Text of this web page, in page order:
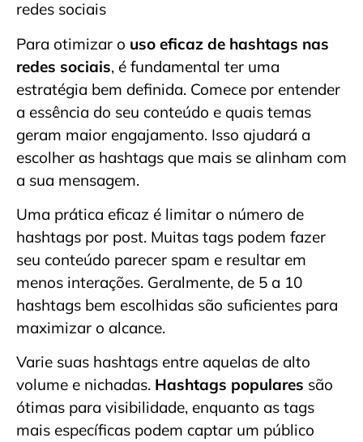
Para otimizar o uso eficaz de hashtags nas
redes sociais, é fundamental ter uma
estratégia bem definida. Comece por entender
a essência do seu conteúdo e quais temas
geram maior engajamento. Isso ajudará a
escolher as hashtags que mais se alinham com
a sua mensagem.
Uma prática eficaz é limitar o número de
hashtags por post. Muitas tags podem fazer
seu conteúdo parecer spam e resultar em
menos interações. Geralmente, de 5 a 10
hashtags bem escolhidas são suficientes para
maximizar o alcance.
Varie suas hashtags entre aquelas de alto
volume e nichadas. Hashtags populares são
ótimas para visibilidade, enquanto as tags
mais específicas podem captar um público